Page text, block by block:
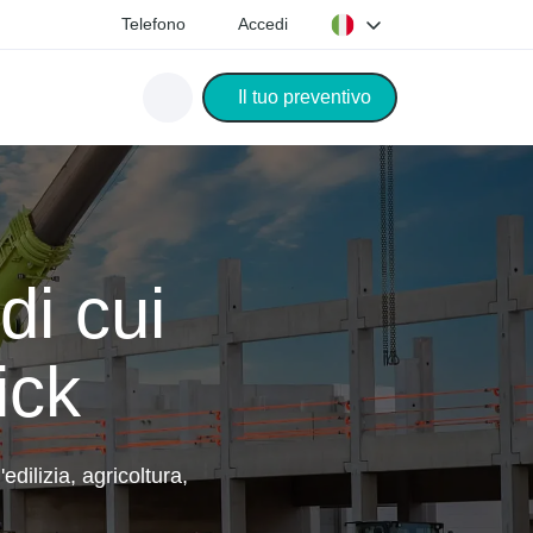
Telefono Accedi
Il tuo preventivo
cui
agricoltura,